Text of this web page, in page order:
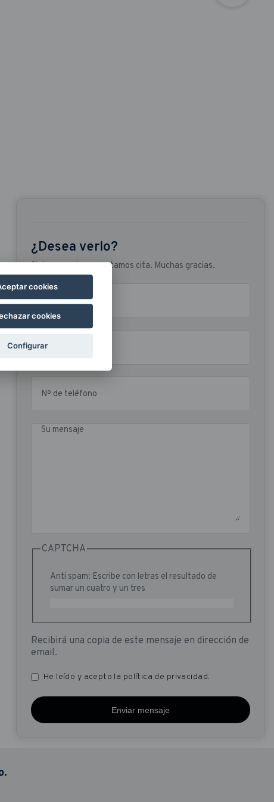
¿Desea verlo?
Si desea verlo concertamos cita. Muchas gracias.
Nombre y apellidos
Email
Nº de teléfono
Su mensaje
CAPTCHA
Anti spam: Escribe con letras el resultado de
sumar un cuatro y un tres
Recibirá una copia de este mensaje en dirección de
email.
Privacidad
He leído y acepto la política de privacidad.
cookies
cookies
Configurar